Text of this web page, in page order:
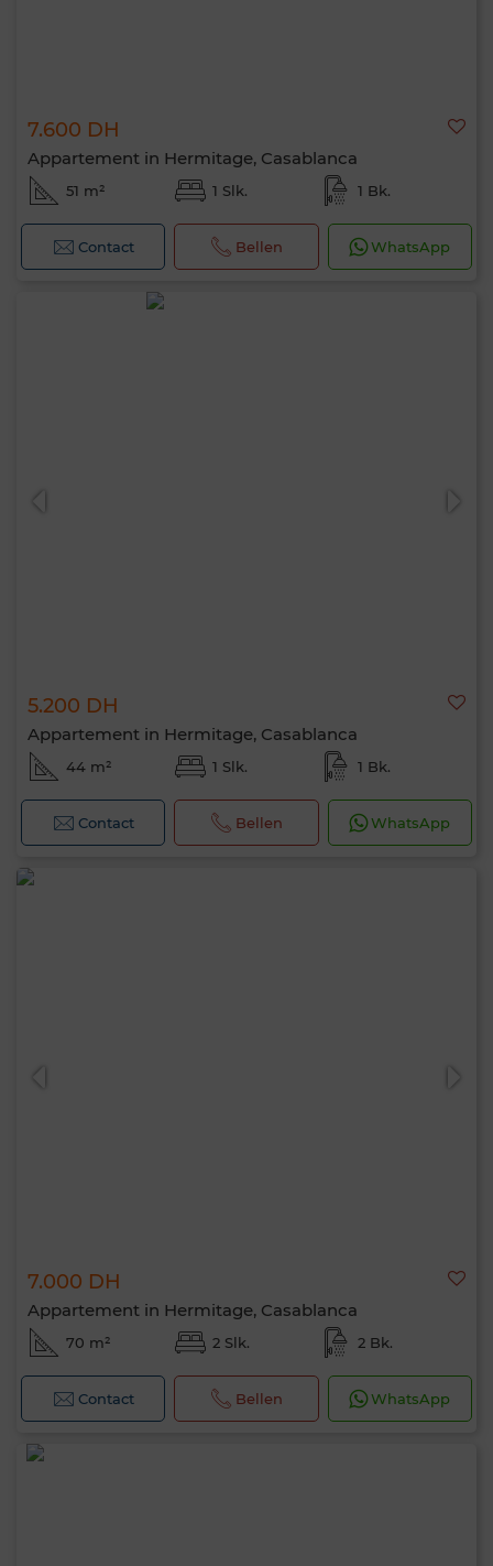
7.600 DH
Appartement in Hermitage, Casablanca
51 m² 1 Slk. 1 Bk.
Contact Bellen WhatsApp
5.200 DH
Appartement in Hermitage, Casablanca
44 m² 1 Slk. 1 Bk.
Contact Bellen WhatsApp
7.000 DH
Appartement in Hermitage, Casablanca
70 m² 2 Slk. 2 Bk.
Contact Bellen WhatsApp